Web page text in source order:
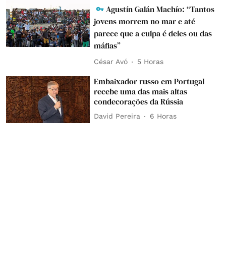
Agustín Galán Machío: “Tantos
jovens morrem no mar e até
parece que a culpa é deles ou das
máfias”
César Avó 5 Horas
Embaixador russo em Portugal
recebe uma das mais altas
condecorações da Rússia
David Pereira 6 Horas